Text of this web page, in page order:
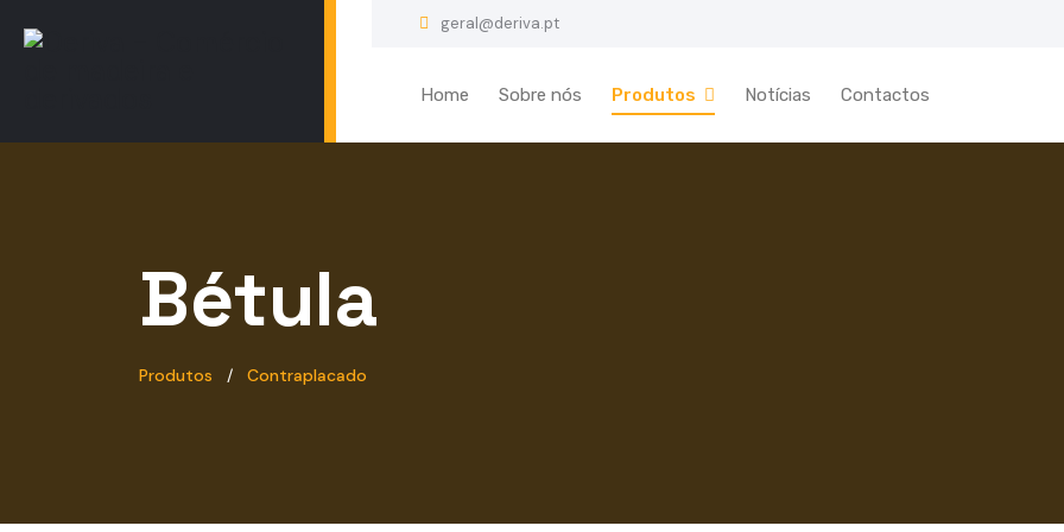
geral@deriva.pt
Home Sobre nós Produtos Notícias Contactos
Bétula
Produtos Contraplacado